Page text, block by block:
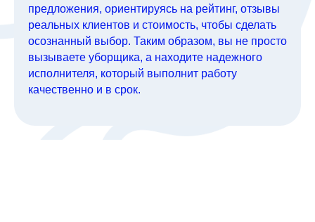
предложения, ориентируясь на рейтинг, отзывы
реальных клиентов и стоимость, чтобы сделать
осознанный выбор. Таким образом, вы не просто
вызываете уборщика, а находите надежного
исполнителя, который выполнит работу
качественно и в срок.